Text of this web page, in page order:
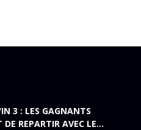
3 : LES GAGNANTS
REPARTIR AVEC LE...